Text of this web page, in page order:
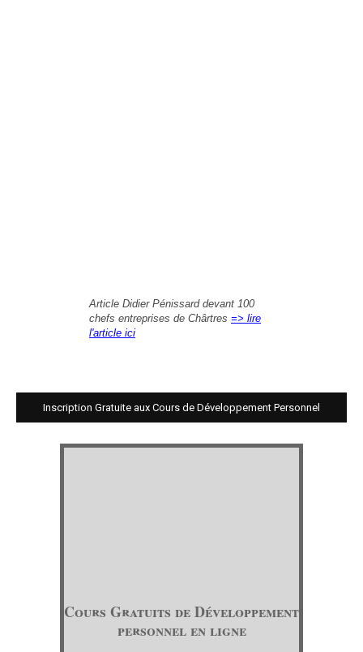
Article Didier Pénissard devant 100
chefs entreprises de Chârtres => lire
l'article ici
Inscription Gratuite aux Cours de Développement Personnel
Cours Gratuits de Développement
personnel en ligne